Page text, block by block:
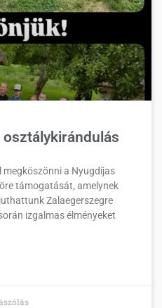
osztálykirándulás
megköszönni a Nyugdíjas
támogatását, amelynek
Zalaegerszegre
izgalmas élményeket